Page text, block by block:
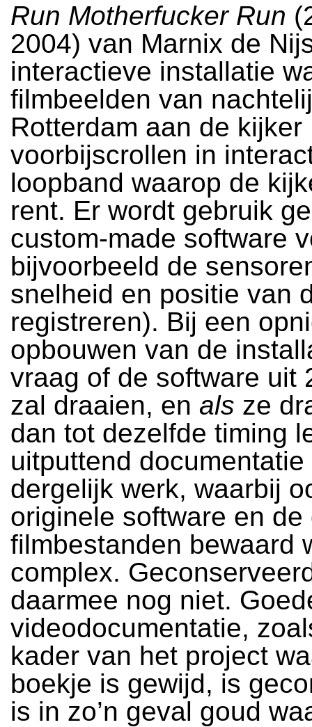
Run Motherfucker Run
2004) van Marnix de
interactieve installatie
filmbeelden van
Rotterdam aan de kijker
voorbijscrollen in
loopband waarop de
rent. Er wordt gebruik
custom-made software
bijvoorbeeld de
snelheid en positie van
registreren). Bij een
opbouwen van de
vraag of de software uit
zal draaien, en als ze
dan tot dezelfde timing
uitputtend
dergelijk werk, waarbij
originele software en de
filmbestanden bewaard
complex.
daarmee nog niet.
videodocumentatie,
kader van het project
boekje is gewijd, is
is in zo’n geval goud